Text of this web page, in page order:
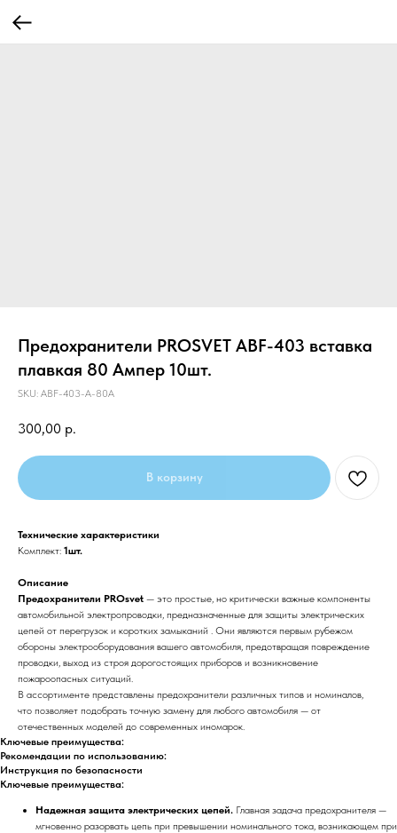
Предохранители PROSVET ABF-403 вставка
плавкая 80 Ампер 10шт.
SKU: ABF-403-A-80A
300,00 р.
В корзину
Технические характеристики
Комплект: 1шт.
Описание
Предохранители PROsvet — это простые, но критически важные компоненты
автомобильной электропроводки, предназначенные для защиты электрических
цепей от перегрузок и коротких замыканий . Они являются первым рубежом
обороны электрооборудования вашего автомобиля, предотвращая повреждение
проводки, выход из строя дорогостоящих приборов и возникновение
пожароопасных ситуаций.
В ассортименте представлены предохранители различных типов и номиналов,
что позволяет подобрать точную замену для любого автомобиля — от
отечественных моделей до современных иномарок.
Ключевые преимущества:
Рекомендации по использованию:
Инструкция по безопасности
Ключевые преимущества:
Надежная защита электрических цепей. Главная задача предохранителя —
мгновенно разорвать цепь при превышении номинального тока, возникающем при